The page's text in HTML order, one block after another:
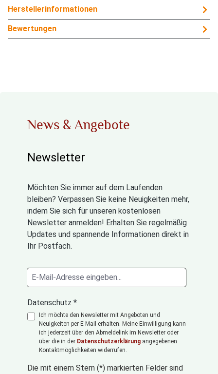
Herstellerinformationen
Bewertungen
News & Angebote
Newsletter
Möchten Sie immer auf dem Laufenden
bleiben? Verpassen Sie keine Neuigkeiten mehr,
indem Sie sich für unseren kostenlosen
Newsletter anmelden! Erhalten Sie regelmäßig
Updates und spannende Informationen direkt in
Ihr Postfach.
Datenschutz *
Ich möchte den Newsletter mit Angeboten und
Neuigkeiten per E-Mail erhalten. Meine Einwilligung kann
ich jederzeit über den Abmeldelink im Newsletter oder
über die in der Datenschutzerklärung angegebenen
Kontaktmöglichkeiten widerrufen.
Die mit einem Stern (*) markierten Felder sind